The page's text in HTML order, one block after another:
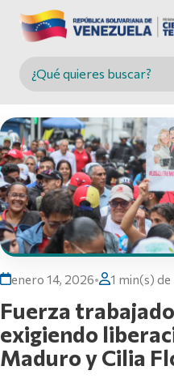
Buscar en MINCYT
enero 14, 2026• 1 min(s)
Fuerza
exigiendo
Maduro y Cilia